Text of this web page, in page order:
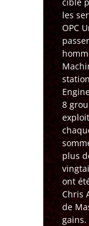
les
OPC
8
plus
ont
Chris
de
gains.